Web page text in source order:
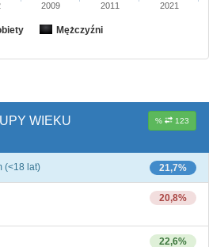
Mężczyźni
2009 2011 2021
% 123
WIEKU
21,7%
(<18 lat)
20,8%
22,6%